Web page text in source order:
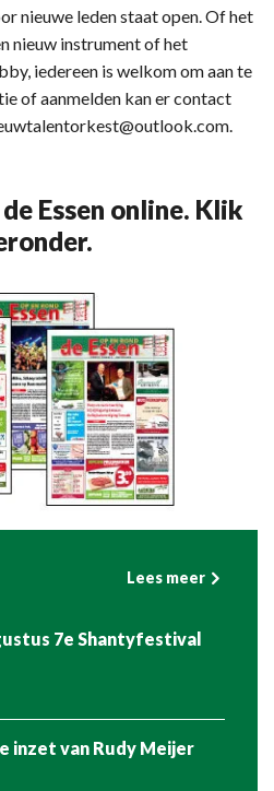
nieuwe leden staat open. Of het
nieuw instrument of het
iedereen is welkom om aan te
of aanmelden kan er contact
Essen online. Klik
Lees meer
7e Shantyfestival
inzet van Rudy Meijer